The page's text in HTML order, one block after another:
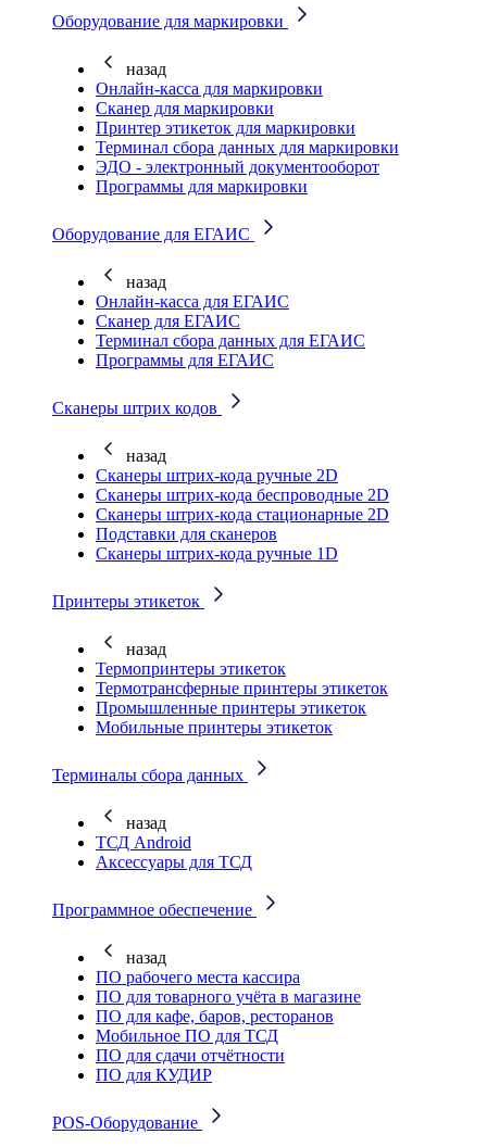
Оборудование для маркировки
назад
Онлайн-касса для маркировки
Сканер для маркировки
Принтер этикеток для маркировки
Терминал сбора данных для маркировки
ЭДО - электронный документооборот
Программы для маркировки
Оборудование для ЕГАИС
назад
Онлайн-касса для ЕГАИС
Сканер для ЕГАИС
Терминал сбора данных для ЕГАИС
Программы для ЕГАИС
Сканеры штрих кодов
назад
Сканеры штрих-кода ручные 2D
Сканеры штрих-кода беспроводные 2D
Cканеры штрих-кода стационарные 2D
Подставки для сканеров
Сканеры штрих-кода ручные 1D
Принтеры этикеток
назад
Термопринтеры этикеток
Термотрансферные принтеры этикеток
Промышленные принтеры этикеток
Мобильные принтеры этикеток
Терминалы сбора данных
назад
ТСД Android
Аксессуары для ТСД
Программное обеспечение
назад
ПО рабочего места кассира
ПО для товарного учёта в магазине
ПО для кафе, баров, ресторанов
Мобильное ПО для ТСД
ПО для сдачи отчётности
ПО для КУДИР
POS-Оборудование